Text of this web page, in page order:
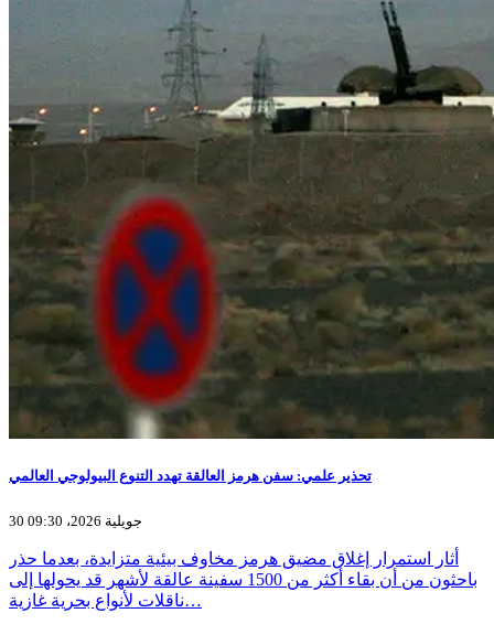
تحذير علمي: سفن هرمز العالقة تهدد التنوع البيولوجي العالمي
30 جويلية 2026، 09:30
أثار استمرار إغلاق مضيق هرمز مخاوف بيئية متزايدة، بعدما حذر
باحثون من أن بقاء أكثر من 1500 سفينة عالقة لأشهر قد يحولها إلى
ناقلات لأنواع بحرية غازية…